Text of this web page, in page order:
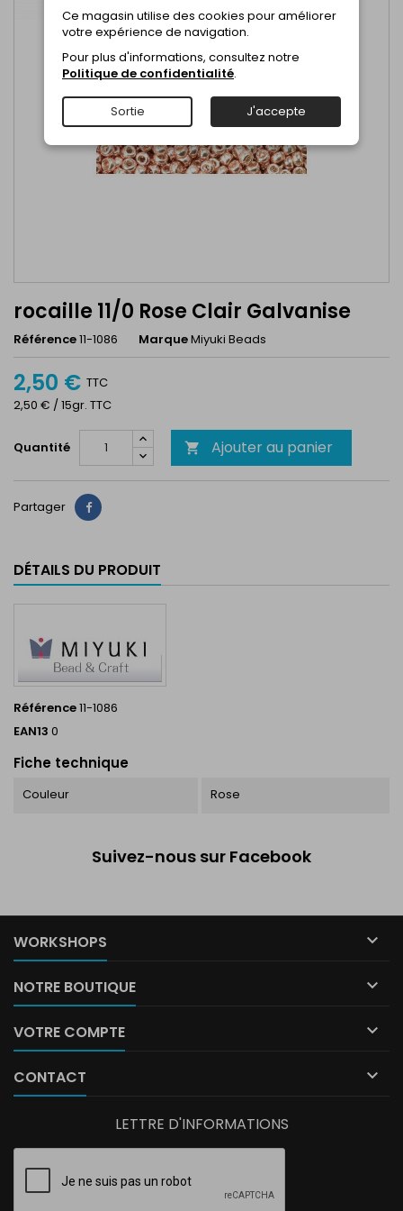
rocaille 11/0 Rose Clair Galvanise
Référence11-1086 MarqueMiyuki Beads
2,50 € TTC
2,50 € / 15gr. TTC
Quantité  Ajouter au panier
Partager Partager
DÉTAILS DU PRODUIT
Référence11-1086
EAN13 0
Fiche technique
Couleur Rose
Suivez-nous sur Facebook
WORKSHOPS 
NOTRE BOUTIQUE 
VOTRE COMPTE 
CONTACT 
Ce magasin utilise des cookies pour améliorer
votre expérience de navigation.
Pour plus d'informations, consultez notre
Politique de confidentialité.
Sortie J'accepte
LETTRE D'INFORMATIONS